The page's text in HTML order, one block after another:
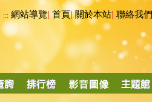
::: 網站導覽|首頁|關於本站 聯絡我們